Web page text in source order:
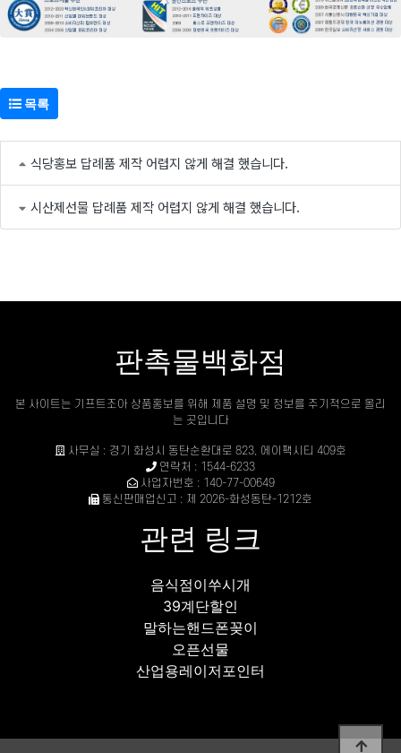
목록
식당홍보 답례품 제작 어렵지 않게 해결 했습니다.
시산제선물 답례품 제작 어렵지 않게 해결 했습니다.
판촉물백화점
본 사이트는 기프트조아 상품홍보를 위해 제품 설명 및 정보를 주기적으로 올리
는 곳입니다
사무실 : 경기 화성시 동탄순환대로 823, 에이팩시티 409호
연락처 : 1544-6233
사업자번호 : 140-77-00649
통신판매업신고 : 제 2026-화성동탄-1212호
관련 링크
음식점이쑤시개
39계단할인
말하는핸드폰꽂이
오픈선물
산업용레이저포인터